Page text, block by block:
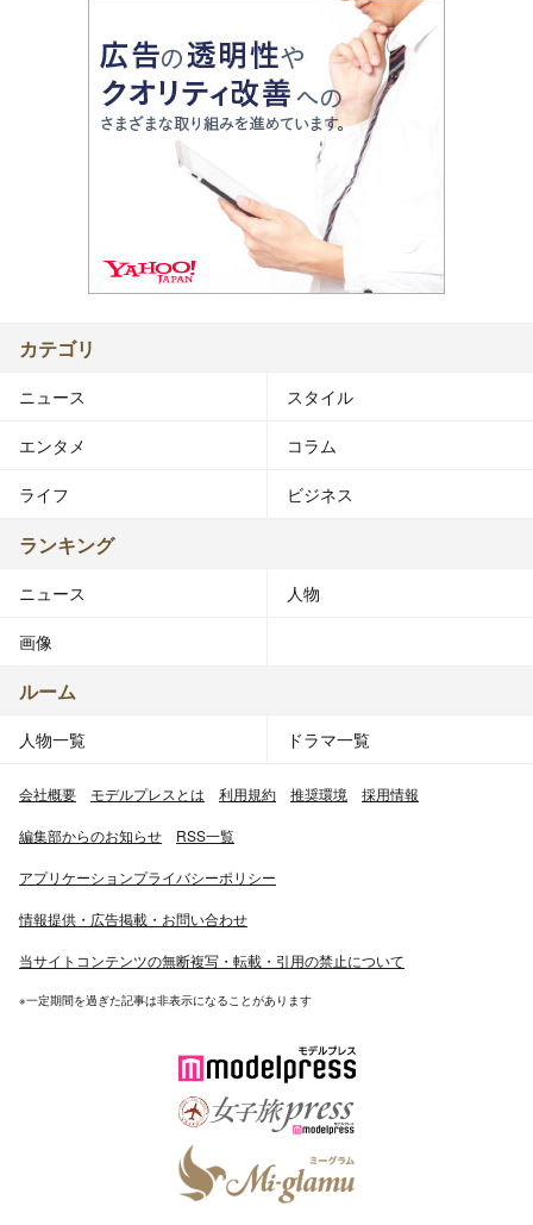
カテゴリ
ニュース スタイル
エンタメ コラム
ライフ ビジネス
ランキング
ニュース 人物
画像
ルーム
人物一覧 ドラマ一覧
会社概要 モデルプレスとは 利用規約 推奨環境 採用情報
編集部からのお知らせ RSS一覧
アプリケーションプライバシーポリシー
情報提供・広告掲載・お問い合わせ
当サイトコンテンツの無断複写・転載・引用の禁止について
※一定期間を過ぎた記事は非表示になることがあります